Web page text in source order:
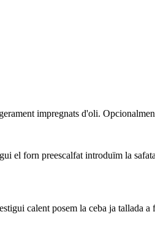
impregnats d'oli.
el forn preescalfat introduïm la
calent posem la ceba ja tallada a